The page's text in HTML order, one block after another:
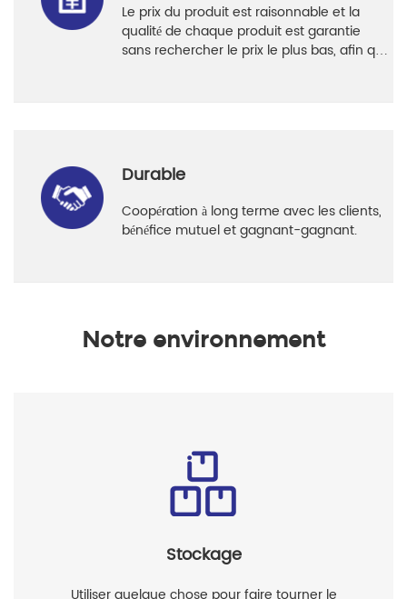
Le prix du produit est raisonnable et la
qualité de chaque produit est garantie
sans rechercher le prix le plus bas, afin que
Durable
Coopération à long terme avec les clients,
bénéfice mutuel et gagnant-gagnant.
Notre environnement
Stockage
Utiliser quelque chose pour faire tourner le